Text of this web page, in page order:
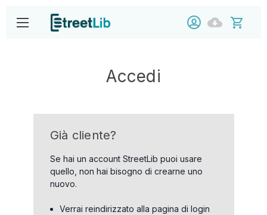
Accedi
Già cliente?
Se hai un account StreetLib puoi usare
quello, non hai bisogno di crearne uno
nuovo.
Verrai reindirizzato alla pagina di login